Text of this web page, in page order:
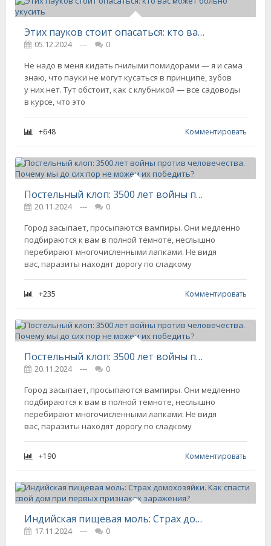
Этих пауков стоит опасаться: кто вас может больно укусить
05.12.2024 ---
0
Не надо в меня кидать гнилыми помидорами — я и сама
знаю, что пауки не могут кусаться в принципе, зубов
у них нет. Тут обстоит, как с клубникой — все садоводы
в курсе, что это
+648 Комментировать
Постельный клоп: 3500 лет войны против человечества. Почему мы до сих пор не можем их победить?
20.11.2024 ---
0
Город засыпает, просыпаются вампиры. Они медленно
подбираются к вам в полной темноте, неслышно
перебирают многочисленными лапками. Не видя
вас, паразиты находят дорогу по сладкому
+235 Комментировать
Постельный клоп: 3500 лет войны против человечества. Почему мы до сих пор не можем их победить?
20.11.2024 ---
0
Город засыпает, просыпаются вампиры. Они медленно
подбираются к вам в полной темноте, неслышно
перебирают многочисленными лапками. Не видя
вас, паразиты находят дорогу по сладкому
+190 Комментировать
Индийская пищевая моль: Страх домохозяйки. Как спасти свой дом при первых признаках заражения?
17.11.2024 ---
0